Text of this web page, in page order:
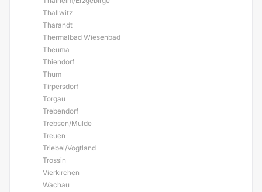
Thallwitz
Tharandt
Thermalbad Wiesenbad
Theuma
Thiendorf
Thum
Tirpersdorf
Torgau
Trebendorf
Trebsen/Mulde
Treuen
Triebel/Vogtland
Trossin
Vierkirchen
Wachau